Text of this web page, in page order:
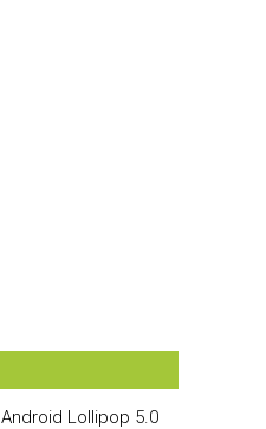
Android Lollipop 5.0